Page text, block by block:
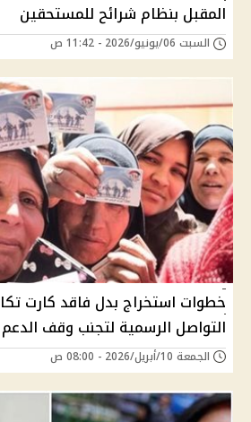
المقبل بنظام شرائح للمستحقين
السبت 06/يونيو/2026 - 11:42 ص
خطوات استخراج بدل فاقد كارت
التواصل الرسمية لتجنب وقف الدعم
الجمعة 10/أبريل/2026 - 08:00 ص